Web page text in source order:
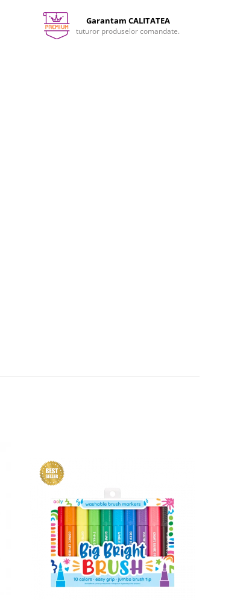
Garantam CALITATEA
tuturor produselor comandate.